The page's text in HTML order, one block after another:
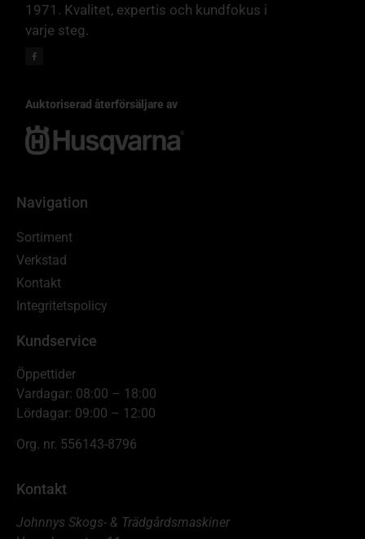
1971. Kvalitet, expertis och kundfokus i
varje steg.
Auktoriserad återförsäljare av
Navigation
Sortiment
Verkstad
Kontakt
Integritetspolicy
Kundservice
Öppettider
Vardagar: 08:00 – 18:00
Lördagar: 09:00 – 12:00
Org. nr. 556143-8796
Kontakt
Johnnys Skogs- & Trädgårdsmaskiner